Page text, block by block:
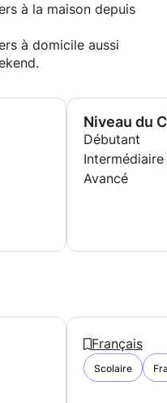
à la maison depuis
à domicile aussi
Niveau du
Débutant
Intermédiaire
Avancé
Français
Scolaire